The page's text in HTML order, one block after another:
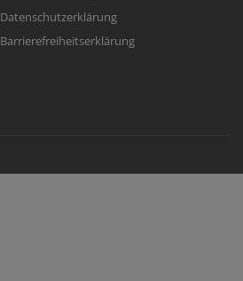
Datenschutzerklärung
Barrierefreiheitserklärung